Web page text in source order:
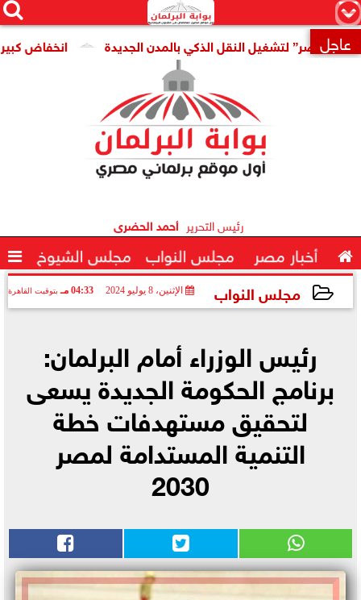
×


 عاجل انخفاض كبير فى لتشغيل النقل الذكي بالمدن الجديدة
رئيس التحرير أحمد الحضرى
 أخبار مصر مجلس النواب مجلس الشيوخ 
مجلس النواب الإثنين، 8 يوليو 2024 04:33 مـ بتوقيت القاهرة
رئيس الوزراء أمام البرلمان:
برنامج الحكومة الجديدة يسعى
لتحقيق مستهدفات خطة
التنمية المستدامة لمصر
2030